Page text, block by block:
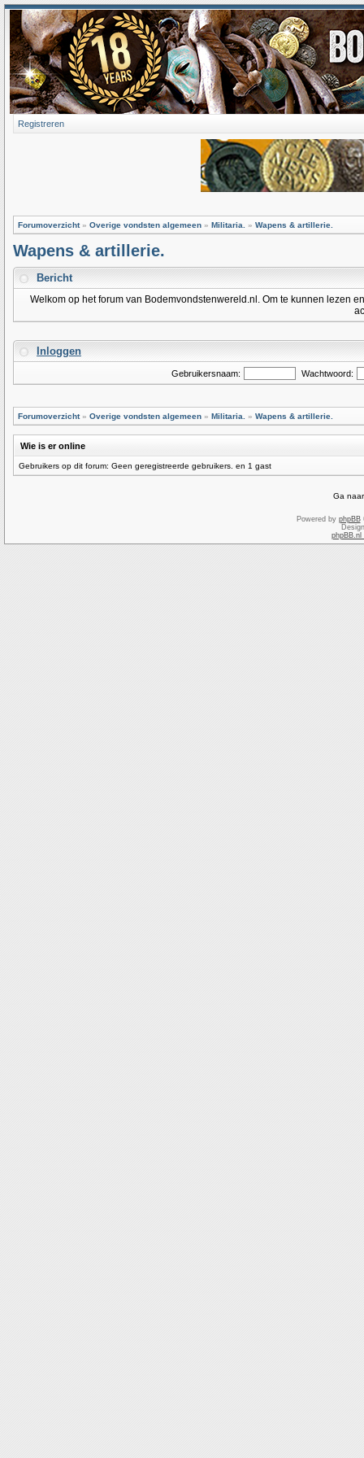
Registreren
Forumoverzicht» Overige vondsten algemeen » Militaria. » Wapens & artillerie.
Wapens & artillerie.
Bericht
Welkom op het forum van Bodemvondstenwereld.nl. Om te kunnen lezen
Inloggen
Gebruikersnaam: Wachtwoord:
Forumoverzicht» Overige vondsten algemeen » Militaria. » Wapens & artillerie.
Wie is er online
Gebruikers op dit forum: Geen geregistreerde gebruikers. en 1 gast
Ga
Powered by phpBB
phpBB.nl